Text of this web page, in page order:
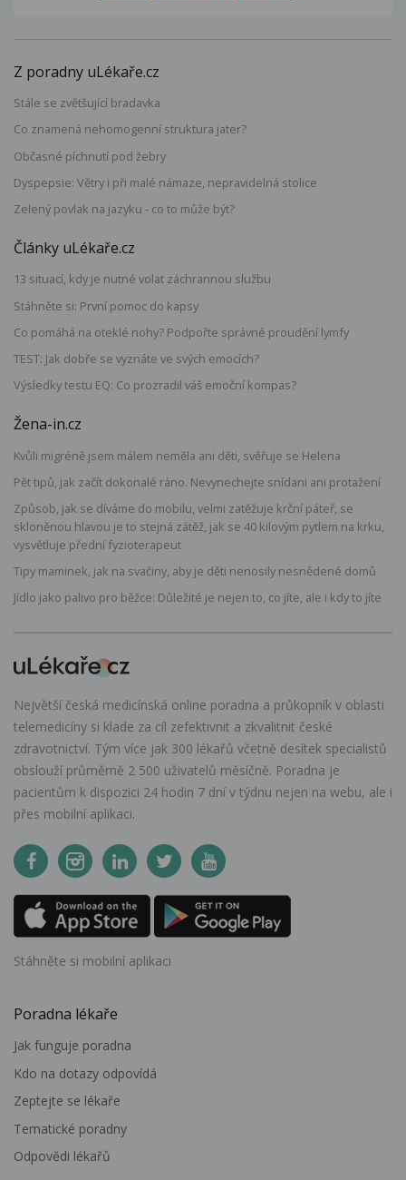
Z poradny uLékaře.cz
Stále se zvětšující bradavka
Co znamená nehomogenní struktura jater?
Občasné píchnutí pod žebry
Dyspepsie: Větry i při malé námaze, nepravidelná stolice
Zelený povlak na jazyku - co to může být?
Články uLékaře.cz
13 situací, kdy je nutné volat záchrannou službu
Stáhněte si: První pomoc do kapsy
Co pomáhá na oteklé nohy? Podpořte správné proudění lymfy
TEST: Jak dobře se vyznáte ve svých emocích?
Výsledky testu EQ: Co prozradil váš emoční kompas?
Žena-in.cz
Kvůli migréně jsem málem neměla ani děti, svěřuje se Helena
Pět tipů, jak začít dokonalé ráno. Nevynechejte snídani ani protažení
Způsob, jak se díváme do mobilu, velmi zatěžuje krční páteř, se
skloněnou hlavou je to stejná zátěž, jak se 40 kilovým pytlem na krku,
vysvětluje přední fyzioterapeut
Tipy maminek, jak na svačiny, aby je děti nenosily nesnědené domů
Jídlo jako palivo pro běžce: Důležité je nejen to, co jíte, ale i kdy to jíte
Největší česká medicínská online poradna a průkopník v oblasti
telemedicíny si klade za cíl zefektivnit a zkvalitnit české
zdravotnictví. Tým více jak 300 lékařů včetně desítek specialistů
obslouží průměrně 2 500 uživatelů měsíčně. Poradna je
pacientům k dispozici 24 hodin 7 dní v týdnu nejen na webu, ale i
přes mobilní aplikaci.
Stáhněte si mobilní aplikaci
Poradna lékaře
Jak funguje poradna
Kdo na dotazy odpovídá
Zeptejte se lékaře
Tematické poradny
Odpovědi lékařů